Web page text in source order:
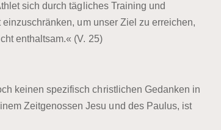
sich durch tägliches Training und
um unser Ziel zu erreichen,
enthaltsam.« (V. 25)
keinen spezifisch christlichen Gedanken in
Zeitgenossen Jesu und des Paulus, ist